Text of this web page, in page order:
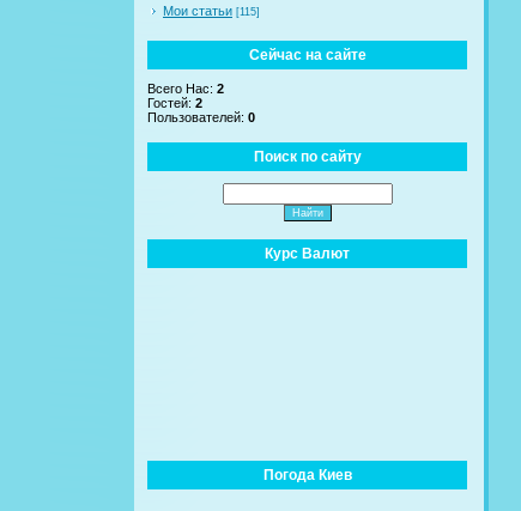
Мои статьи [115]
Сейчас на сайте
Всего Нас: 2
Гостей: 2
Пользователей: 0
Поиск по сайту
Курс Валют
Погода Киев